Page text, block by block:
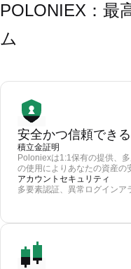
POLONIEX：最
ム
安全かつ信頼できる
積立金証明
Poloniexは1:1保有の提供、
の使用によりあなたの資産の
アカウントセキュリティ
多要素認証、異常ログイン